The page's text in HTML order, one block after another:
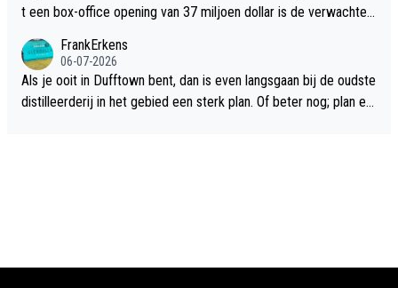
t een box-office opening van 37 miljoen dollar is de verwachte
FrankErkens
06-07-2026
Als je ooit in Dufftown bent, dan is even langsgaan bij de oudste
distilleerderij in het gebied een sterk plan. Of beter nog; plan ee